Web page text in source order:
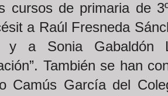
cursos de primaria de
a Raúl Fresneda
y a Sonia Gabaldón
También se han
Camús García del